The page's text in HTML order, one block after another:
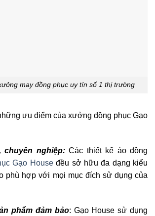
may đồng phục uy tín số 1 thị trường
ưu điểm của xưởng đồng phục Gạo
chuyên nghiệp: Các thiết kế áo đồng
Gạo Houseđều sở hữu đa dạng kiểu
phù hợp với mọi mục đích sử dụng của
phẩm đảm bảo: Gạo House sử dụng